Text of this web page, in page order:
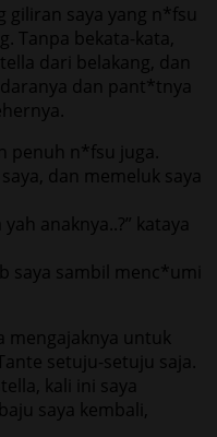
giliran saya yang n*fsu
Tanpa bekata-kata,
dari belakang, dan
dan pant*tnya
penuh n*fsu juga.
dan memeluk saya
anaknya..?” kataya
saya sambil menc*umi
mengajaknya untuk
setuju-setuju saja.
kali ini saya
saya kembali,